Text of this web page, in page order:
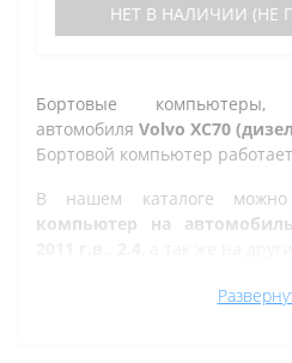
НЕТ В НАЛИЧИИ (НЕ
Бортовые компьютеры,
автомобиля Volvo XC70
Бортовой компьютер
В нашем каталоге
компьютер на
Все рано или поздно в